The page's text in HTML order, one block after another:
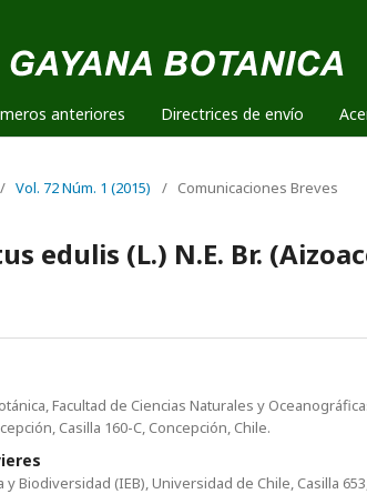
anteriores Directrices de envío
/ Vol. 72 Núm. 1 (2015) / Comunicaciones Breves
edulis (L.) N.E. Br.
Facultad de Ciencias Naturales y
Casilla 160-C, Concepción, Chile.
Biodiversidad (IEB), Universidad de Chile, Casilla